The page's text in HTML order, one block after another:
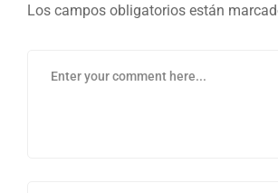
Los campos obligatorios están